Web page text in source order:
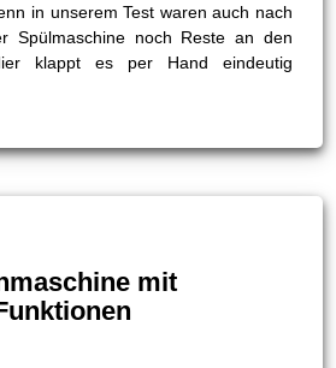
in unserem Test waren auch nach
Spülmaschine noch Reste an den
klappt es per Hand eindeutig
mit